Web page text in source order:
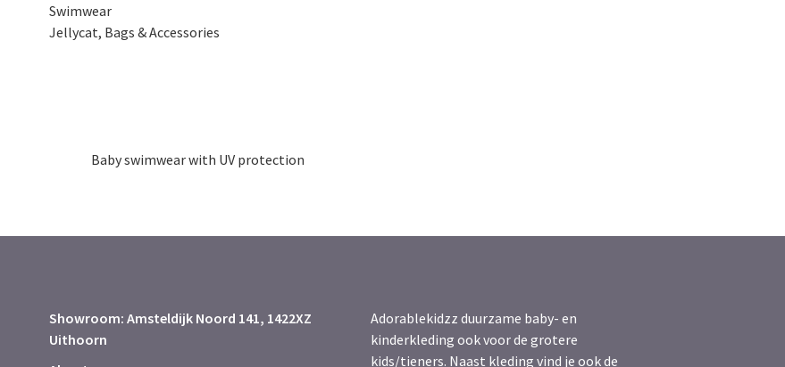
Swimwear
Jellycat, Bags & Accessories
Baby swimwear with UV protection
Showroom: Amsteldijk Noord 141, 1422XZ
Uithoorn
Adorablekidzz duurzame baby- en
kinderkleding ook voor de grotere
kids/tieners. Naast kleding vind je ook de